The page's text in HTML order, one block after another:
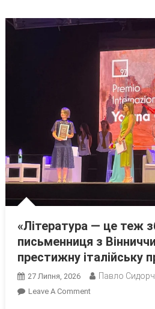
«Література — це теж
письменниця з
престижну італійську
27 Липня, 2026 Павло
Leave A CommentOn